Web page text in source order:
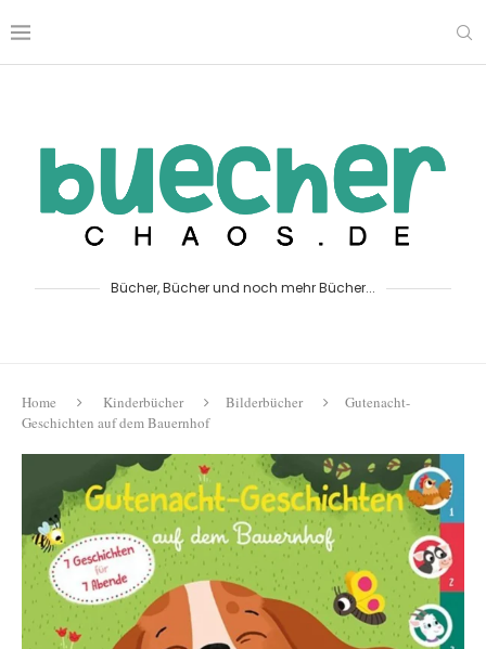
Bücher, Bücher und noch mehr Bücher...
Home Kinderbücher Bilderbücher
Gutenacht-
Geschichten auf dem Bauernhof